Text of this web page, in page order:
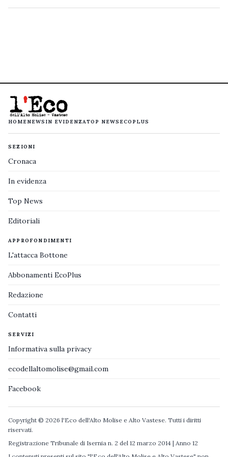
HOMENEWS IN EVIDENZATOP NEWS ECOPLUS
SEZIONI
Cronaca
In evidenza
Top News
Editoriali
APPROFONDIMENTI
L'attacca Bottone
Abbonamenti EcoPlus
Redazione
Contatti
SERVIZI
Informativa sulla privacy
ecodellaltomolise@gmail.com
Facebook
Copyright © 2026 l'Eco dell'Alto Molise e Alto Vastese. Tutti i diritti
riservati.
Registrazione Tribunale di Isernia n. 2 del 12 marzo 2014 | Anno 12